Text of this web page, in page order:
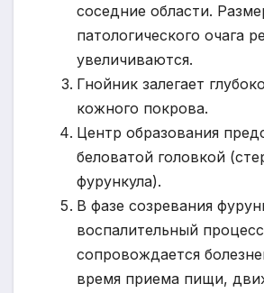
соседние области.
патологического очага
увеличиваются.
Гнойник залегает
кожного покрова.
Центр образования
беловатой головкой
фурункула).
В фазе созревания
воспалительный процесс
сопровождается
время приема пищи,